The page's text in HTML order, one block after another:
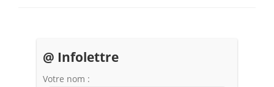
@ Infolettre
Votre nom :